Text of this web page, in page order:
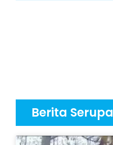
Berita Serupa